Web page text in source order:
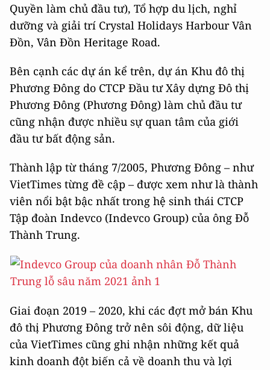
Quyền làm chủ đầu tư), Tổ hợp du lịch, nghỉ
dưỡng và giải trí Crystal Holidays Harbour Vân
Đồn, Vân Đồn Heritage Road.
Bên cạnh các dự án kể trên, dự án Khu đô thị
Phương Đông do CTCP Đầu tư Xây dựng Đô thị
Phương Đông (Phương Đông) làm chủ đầu tư
cũng nhận được nhiều sự quan tâm của giới
đầu tư bất động sản.
Thành lập từ tháng 7/2005, Phương Đông – như
VietTimes từng đề cập – được xem như là thành
viên nổi bật bậc nhất trong hệ sinh thái CTCP
Tập đoàn Indevco (Indevco Group) của ông Đỗ
Thành Trung.
Giai đoạn 2019 – 2020, khi các đợt mở bán Khu
đô thị Phương Đông trở nên sôi động, dữ liệu
của VietTimes cũng ghi nhận những kết quả
kinh doanh đột biến cả về doanh thu và lợi